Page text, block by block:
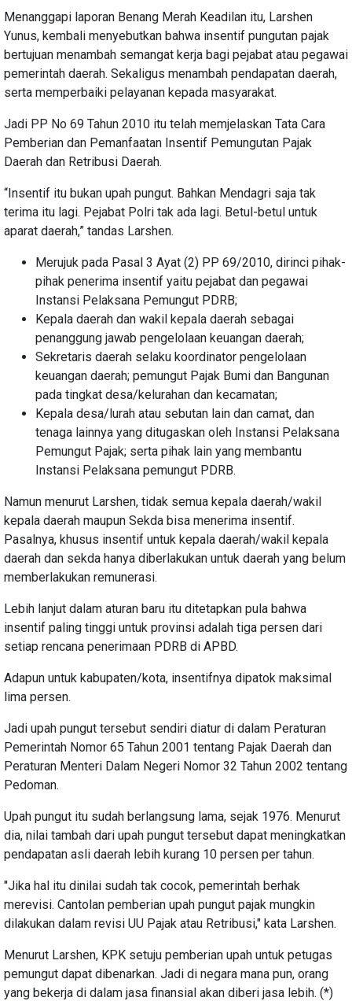
Menanggapi laporan Benang Merah Keadilan itu, Larshen
Yunus, kembali menyebutkan bahwa insentif pungutan pajak
bertujuan menambah semangat kerja bagi pejabat atau pegawai
pemerintah daerah. Sekaligus menambah pendapatan daerah,
serta memperbaiki pelayanan kepada masyarakat.
Jadi PP No 69 Tahun 2010 itu telah memjelaskan Tata Cara
Pemberian dan Pemanfaatan Insentif Pemungutan Pajak
Daerah dan Retribusi Daerah.
“Insentif itu bukan upah pungut. Bahkan Mendagri saja tak
terima itu lagi. Pejabat Polri tak ada lagi. Betul-betul untuk
aparat daerah,” tandas Larshen.
Merujuk pada Pasal 3 Ayat (2) PP 69/2010, dirinci pihak-
pihak penerima insentif yaitu pejabat dan pegawai
Instansi Pelaksana Pemungut PDRB;
Kepala daerah dan wakil kepala daerah sebagai
penanggung jawab pengelolaan keuangan daerah;
Sekretaris daerah selaku koordinator pengelolaan
keuangan daerah; pemungut Pajak Bumi dan Bangunan
pada tingkat desa/kelurahan dan kecamatan;
Kepala desa/lurah atau sebutan lain dan camat, dan
tenaga lainnya yang ditugaskan oleh Instansi Pelaksana
Pemungut Pajak; serta pihak lain yang membantu
Instansi Pelaksana pemungut PDRB.
Namun menurut Larshen, tidak semua kepala daerah/wakil
kepala daerah maupun Sekda bisa menerima insentif.
Pasalnya, khusus insentif untuk kepala daerah/wakil kepala
daerah dan sekda hanya diberlakukan untuk daerah yang belum
memberlakukan remunerasi.
Lebih lanjut dalam aturan baru itu ditetapkan pula bahwa
insentif paling tinggi untuk provinsi adalah tiga persen dari
setiap rencana penerimaan PDRB di APBD.
Adapun untuk kabupaten/kota, insentifnya dipatok maksimal
lima persen.
Jadi upah pungut tersebut sendiri diatur di dalam Peraturan
Pemerintah Nomor 65 Tahun 2001 tentang Pajak Daerah dan
Peraturan Menteri Dalam Negeri Nomor 32 Tahun 2002 tentang
Pedoman.
Upah pungut itu sudah berlangsung lama, sejak 1976. Menurut
dia, nilai tambah dari upah pungut tersebut dapat meningkatkan
pendapatan asli daerah lebih kurang 10 persen per tahun.
"Jika hal itu dinilai sudah tak cocok, pemerintah berhak
merevisi. Cantolan pemberian upah pungut pajak mungkin
dilakukan dalam revisi UU Pajak atau Retribusi," kata Larshen.
Menurut Larshen, KPK setuju pemberian upah untuk petugas
pemungut dapat dibenarkan. Jadi di negara mana pun, orang
yang bekerja di dalam jasa finansial akan diberi jasa lebih. (*)